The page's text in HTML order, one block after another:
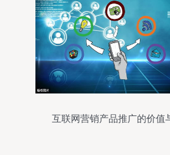
互联网营销产品推广的价值